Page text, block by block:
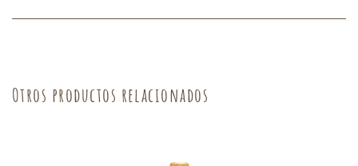
Otros productos relacionados